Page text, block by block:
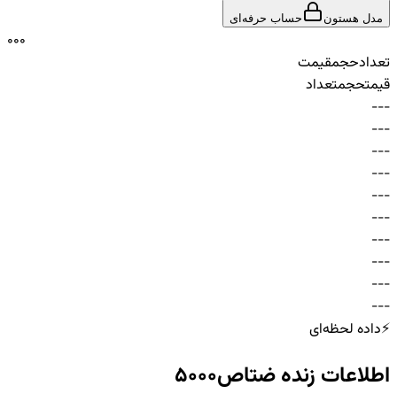
مدل هستون حساب حرفه‌ای
000
تعدادحجمقیمت
قیمتحجمتعداد
-
-
-
-
-
-
-
-
-
-
-
-
-
-
-
-
-
-
-
-
-
-
-
-
-
-
-
-
-
-
⚡داده لحظه‌ای
اطلاعات زندهضتاص5000